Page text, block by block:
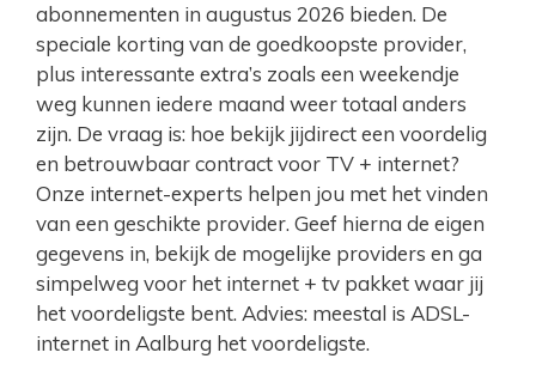
abonnementen in augustus 2026 bieden. De
speciale korting van de goedkoopste provider,
plus interessante extra’s zoals een weekendje
weg kunnen iedere maand weer totaal anders
zijn. De vraag is: hoe bekijk jijdirect een voordelig
en betrouwbaar contract voor TV + internet?
Onze internet-experts helpen jou met het vinden
van een geschikte provider. Geef hierna de eigen
gegevens in, bekijk de mogelijke providers en ga
simpelweg voor het internet + tv pakket waar jij
het voordeligste bent. Advies: meestal is ADSL-
internet in Aalburg het voordeligste.